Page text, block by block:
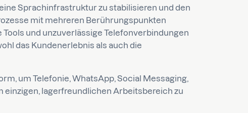
Sprachinfrastruktur zu stabilisieren und den
mit mehreren Berührungspunkten
und unzuverlässige Telefonverbindungen
das Kundenerlebnis als auch die
um Telefonie, WhatsApp, Social Messaging,
einzigen, lagerfreundlichen Arbeitsbereich zu